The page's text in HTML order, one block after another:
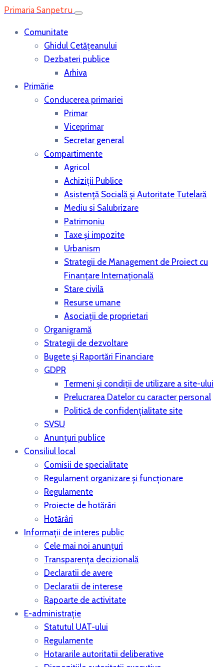
Primaria Sanpetru
Comunitate
Ghidul Cetățeanului
Dezbateri publice
Arhiva
Primărie
Conducerea primariei
Primar
Viceprimar
Secretar general
Compartimente
Agricol
Achiziții Publice
Asistenţă Socială și Autoritate Tutelară
Mediu si Salubrizare
Patrimoniu
Taxe și impozite
Urbanism
Strategii de Management de Proiect cu
Finanțare Internațională
Stare civilă
Resurse umane
Asociații de proprietari
Organigramă
Strategii de dezvoltare
Bugete şi Raportări Financiare
GDPR
Termeni și condiții de utilizare a site-ului
Prelucrarea Datelor cu caracter personal
Politică de confidențialitate site
SVSU
Anunțuri publice
Consiliul local
Comisii de specialitate
Regulament organizare și funcționare
Regulamente
Proiecte de hotărâri
Hotărâri
Informații de interes public
Cele mai noi anunțuri
Transparența decizională
Declaratii de avere
Declaratii de interese
Rapoarte de activitate
E-administrație
Statutul UAT-ului
Regulamente
Hotararile autoritatii deliberative